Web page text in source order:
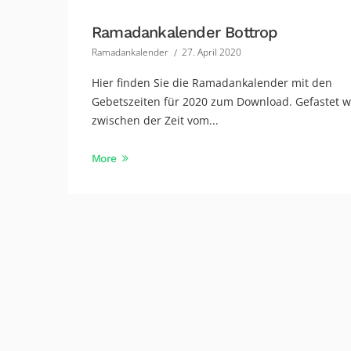
Ramadankalender Bottrop
Ramadankalender 27. April 2020
Hier finden Sie die Ramadankalender mit den
Gebetszeiten für 2020 zum Download. Gefastet
zwischen der Zeit vom...
More